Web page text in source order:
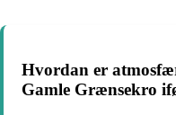
Hvordan er
Gamle Grænsekro